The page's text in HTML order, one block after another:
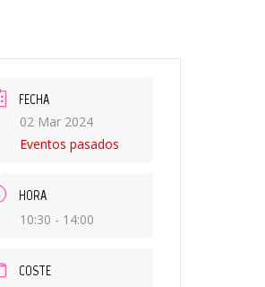
FECHA
02 Mar 2024
Eventos pasados
HORA
10:30 - 14:00
COSTE